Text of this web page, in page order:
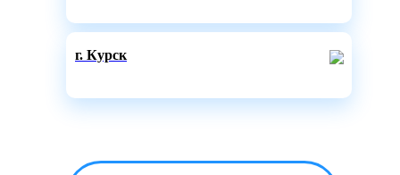
г. Курск